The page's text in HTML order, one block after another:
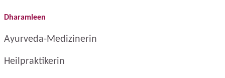
Dharamleen
Ayurveda-Medizinerin
Heilpraktikerin